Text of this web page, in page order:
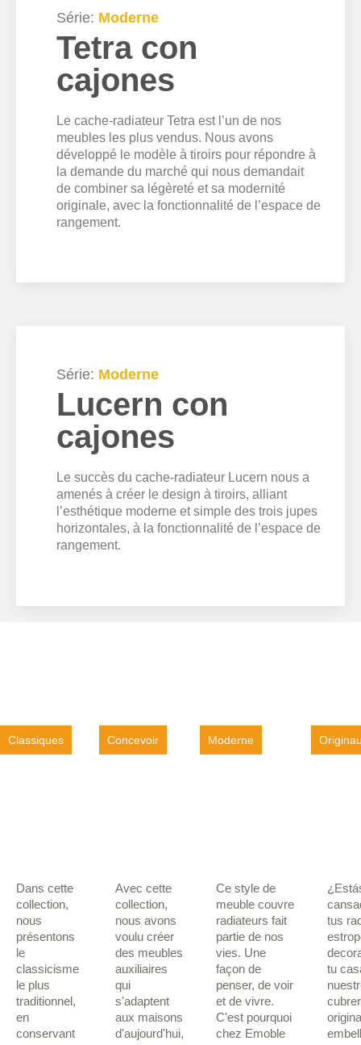
Série: Moderne
Tetra con
cajones
Le cache-radiateur Tetra est l’un de nos
meubles les plus vendus. Nous avons
développé le modèle à tiroirs pour répondre à
la demande du marché qui nous demandait
de combiner sa légèreté et sa modernité
originale, avec la fonctionnalité de l’espace de
rangement.
Série: Moderne
Lucern con
cajones
Le succès du cache-radiateur Lucern nous a
amenés à créer le design à tiroirs, alliant
l’esthétique moderne et simple des trois jupes
horizontales, à la fonctionnalité de l’espace de
rangement.
Classiques
Dans cette
collection,
nous
présentons
le
classicisme
le plus
traditionnel,
en
conservant
Concevoir
Avec cette
collection,
nous avons
voulu créer
des meubles
auxiliaires
qui
s'adaptent
aux maisons
d'aujourd'hui,
Moderne
Ce style de
meuble couvre
radiateurs fait
partie de nos
vies. Une
façon de
penser, de voir
et de vivre.
C'est pourquoi
chez Emoble
tus
tu